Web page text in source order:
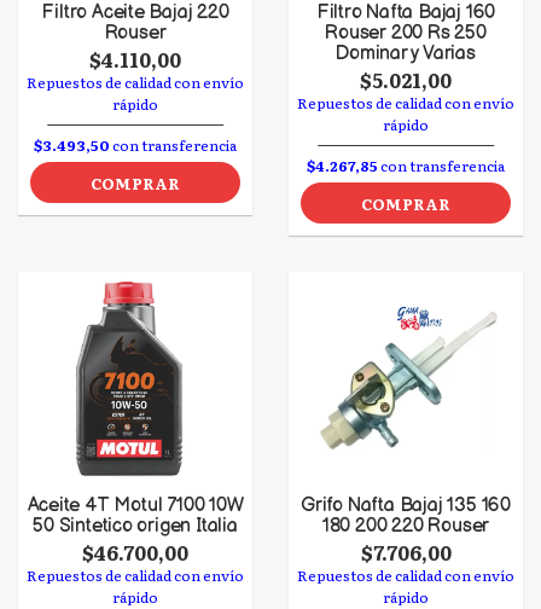
Filtro Aceite Bajaj 220
Rouser
$4.110,00
Repuestos de calidad con envío
rápido
$3.493,50con transferencia
COMPRAR
Filtro Nafta Bajaj 160
Rouser 200 Rs 250
Dominar y Varias
$5.021,00
Repuestos de calidad con envío
rápido
$4.267,85con transferencia
COMPRAR
Aceite 4T Motul 7100 10W
50 Sintetico origen Italia
$46.700,00
Repuestos de calidad con envío
rápido
Grifo Nafta Bajaj 135 160
180 200 220 Rouser
$7.706,00
Repuestos de calidad con envío
rápido